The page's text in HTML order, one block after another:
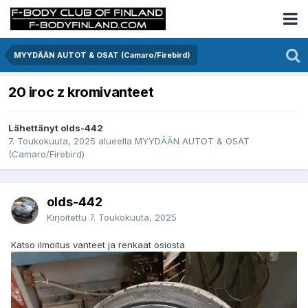
MYYDÄÄN AUTOT & OSAT (Camaro/Firebird)
20 iroc z kromivanteet
Lähettänyt olds-442
7. Toukokuuta, 2025 alueella MYYDÄÄN AUTOT & OSAT
(Camaro/Firebird)
olds-442
Kirjoitettu 7. Toukokuuta, 2025
Katso ilmoitus vanteet ja renkaat osiosta